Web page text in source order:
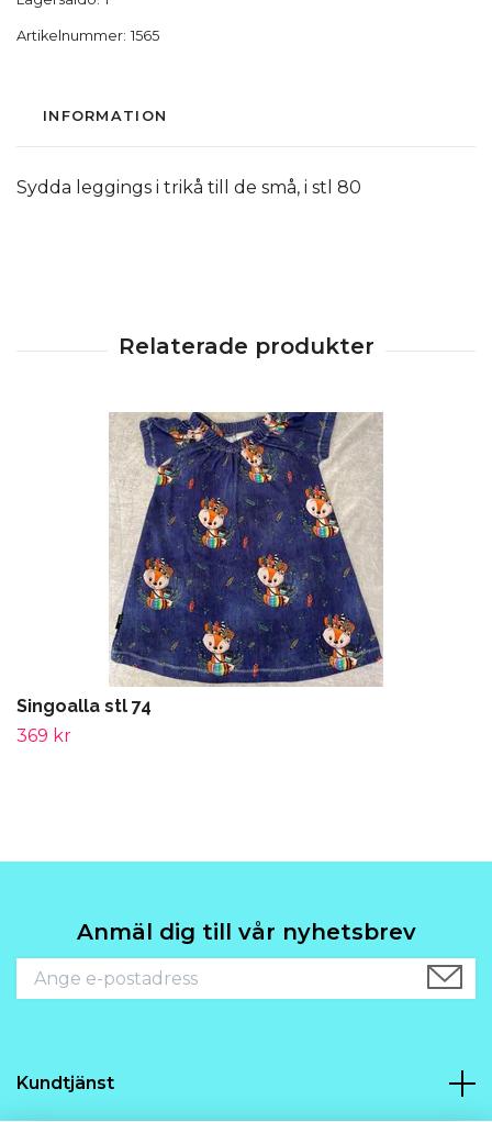
Artikelnummer: 1565
INFORMATION
Sydda leggings i trikå till de små, i stl 80
Singoalla stl 74
369 kr
Anmäl dig till vår nyhetsbrev
Kundtjänst